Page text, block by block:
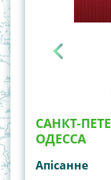
САНКТ-
ОДЕССА
Апiсанне